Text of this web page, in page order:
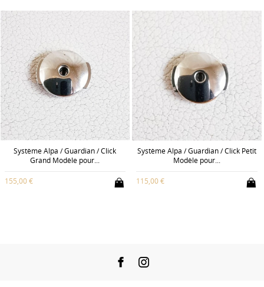
Système Alpa / Guardian / Click
Grand Modèle pour...
155,00 €
Système Alpa / Guardian / Click Petit
Modèle pour...
115,00 €
FacebookInstagram